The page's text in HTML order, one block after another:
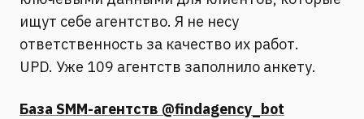
ищут себе агентство. Я не несу
ответственность за качество их работ.
UPD. Уже 109 агентств заполнило анкету.
База SMM-агентств @findagency_bot